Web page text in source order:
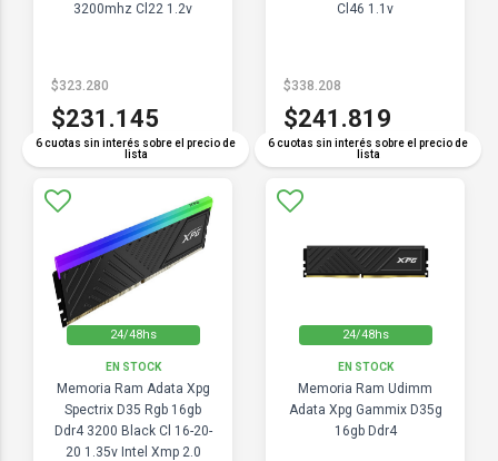
3200mhz Cl22 1.2v
6 cuotas sin interés sobre el precio de
lista
$323.280
$231.145
Cl46 1.1v
6 cuotas sin interés sobre el precio de
lista
$338.208
$241.819
24/48hs
EN STOCK
Memoria Ram Adata Xpg
Spectrix D35 Rgb 16gb
Ddr4 3200 Black Cl 16-20-
20 1.35v Intel Xmp 2.0
24/48hs
EN STOCK
Memoria Ram Udimm
Adata Xpg Gammix D35g
16gb Ddr4